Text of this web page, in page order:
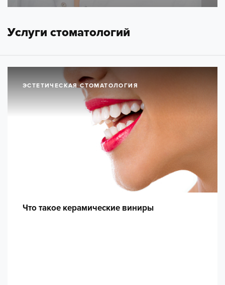
Услуги стоматологий
ЭСТЕТИЧЕСКАЯ СТОМАТОЛОГИЯ
Что такое керамические виниры